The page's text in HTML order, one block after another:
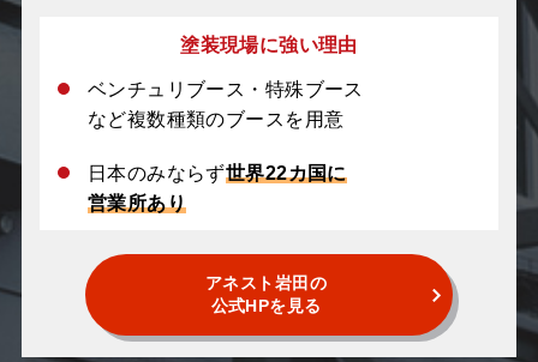
塗装現場に強い理由
ベンチュリブース・特殊ブース
など複数種類のブースを用意
日本のみならず世界22カ国に
営業所あり
アネスト岩田の
公式HPを見る